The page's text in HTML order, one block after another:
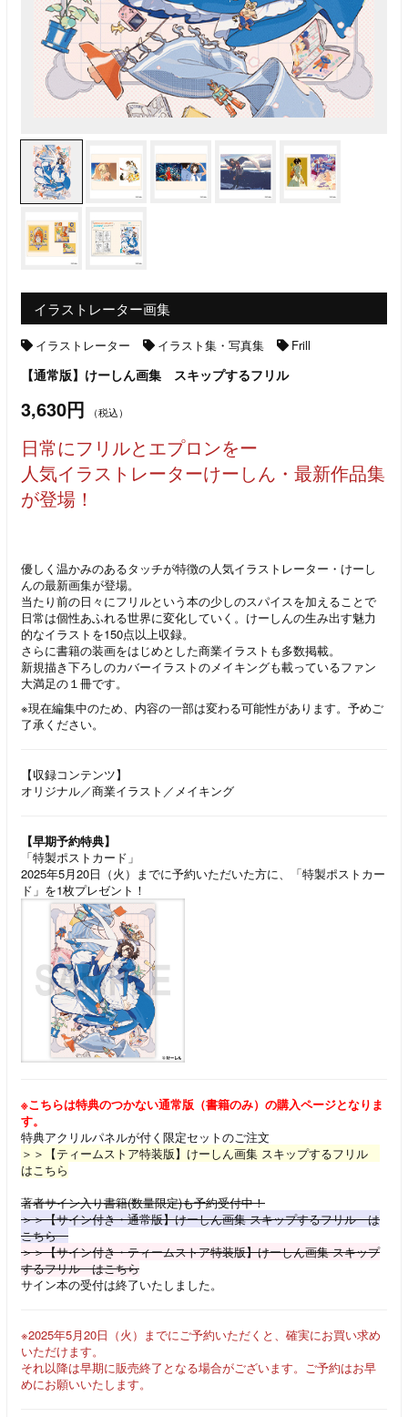
イラストレーター画集
イラストレーター イラスト集・写真集 Frill
【通常版】けーしん画集 スキップするフリル
3,630円 （税込）
日常にフリルとエプロンをー
人気イラストレーターけーしん・最新作品集
が登場！
優しく温かみのあるタッチが特徴の人気イラストレーター・けーし
んの最新画集が登場。
当たり前の日々にフリルという本の少しのスパイスを加えることで
日常は個性あふれる世界に変化していく。けーしんの生み出す魅力
的なイラストを150点以上収録。
さらに書籍の装画をはじめとした商業イラストも多数掲載。
新規描き下ろしのカバーイラストのメイキングも載っているファン
大満足の１冊です。
※現在編集中のため、内容の一部は変わる可能性があります。予めご
了承ください。
【収録コンテンツ】
オリジナル／商業イラスト／メイキング
【早期予約特典】
「特製ポストカード」
2025年5月20日（火）までに予約いただいた方に、「特製ポストカー
ド」を1枚プレゼント！
※こちらは特典のつかない通常版（書籍のみ）の購入ページとなりま
す。
特典アクリルパネルが付く限定セットのご注文
＞＞【ティームストア特装版】けーしん画集 スキップするフリル
はこちら
著者サイン入り書籍(数量限定)も予約受付中！
＞＞【サイン付き・通常版】けーしん画集 スキップするフリル は
こちら
＞＞【サイン付き・ティームストア特装版】けーしん画集 スキップ
するフリル はこちら
サイン本の受付は終了いたしました。
※2025年5月20日（火）までにご予約いただくと、確実にお買い求め
いただけます。
それ以降は早期に販売終了となる場合がございます。ご予約はお早
めにお願いいたします。